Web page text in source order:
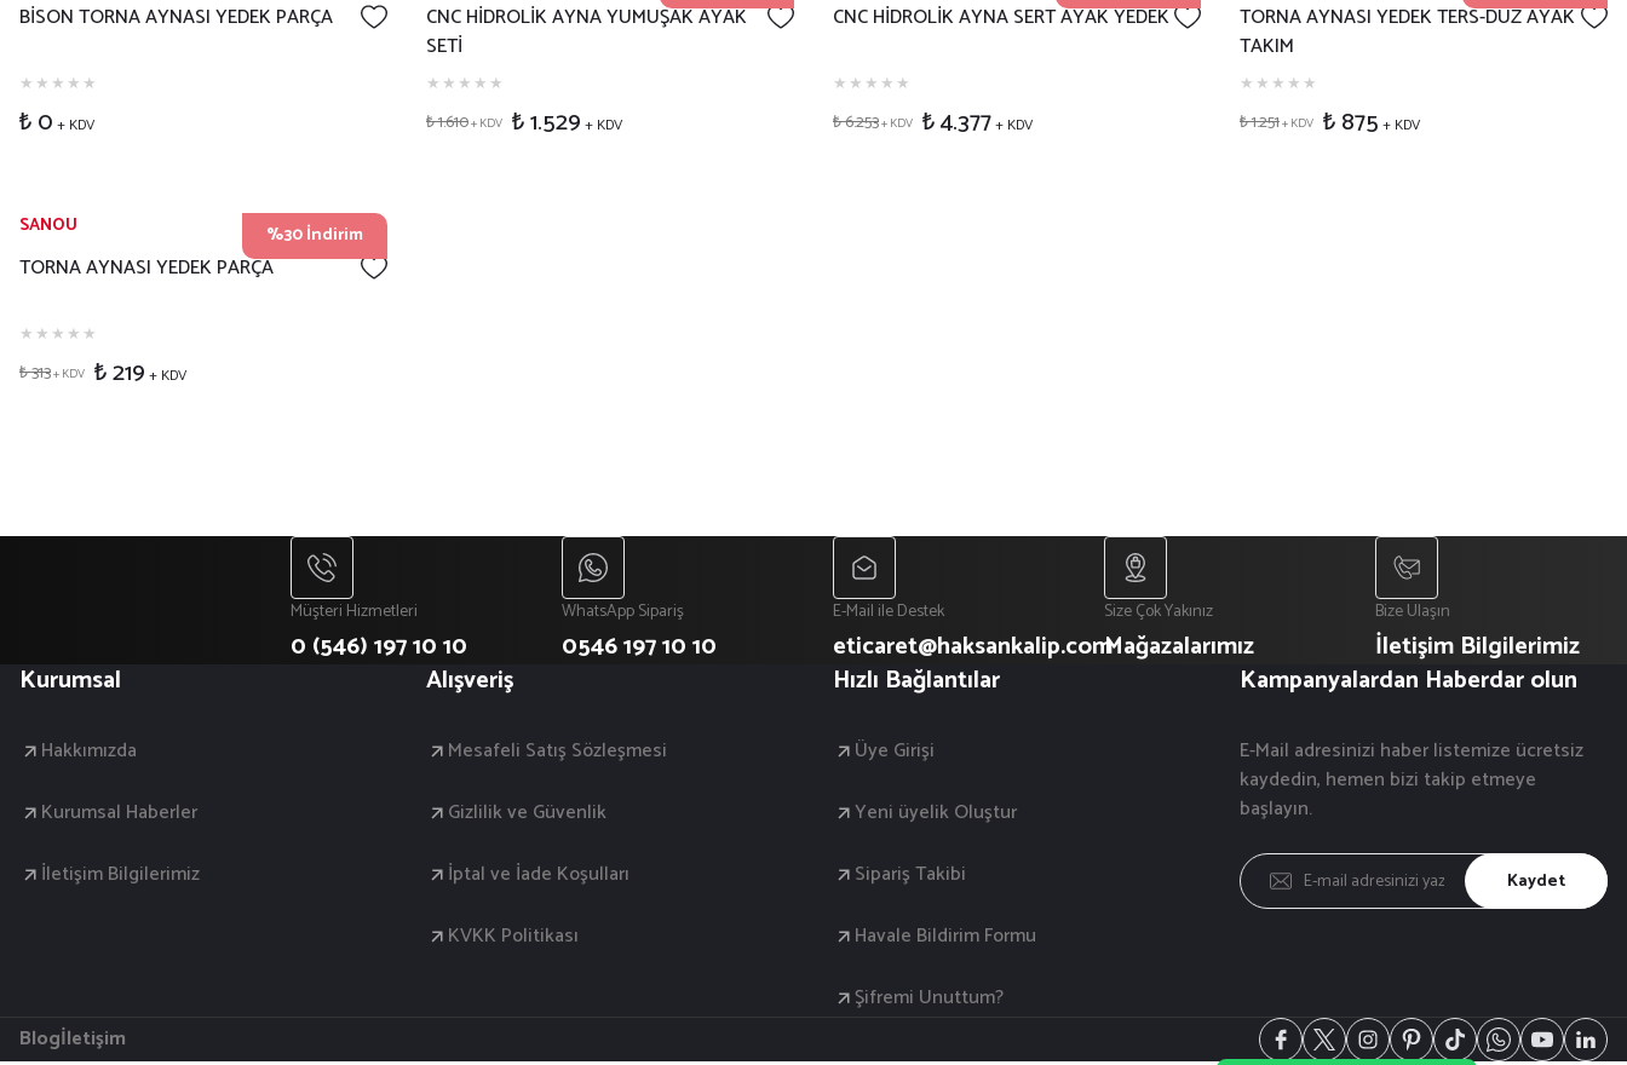
BİSON TORNA AYNASI YEDEK PARÇA
₺ 0 + KDV
CNC HİDROLİK AYNA YUMUŞAK AYAK
SETİ
₺ 1.610+ KDV ₺ 1.529 + KDV
CNC HİDROLİK AYNA SERT AYAK YEDEK
₺ 6.253+ KDV ₺ 4.377+ KDV
TORNA AYNASI YEDEK TERS-DÜZ AYAK
TAKIM
₺ 1.251+ KDV ₺ 875 + KDV
%30 İndirim
SANOU
TORNA AYNASI YEDEK PARÇA
₺ 313+ KDV ₺ 219 + KDV
Müşteri Hizmetleri
0 (546) 197 10 10
WhatsApp Sipariş
0546 197 10 10
E-Mail ile Destek
eticaret@haksankalip.com
Size Çok Yakınız
Mağazalarımız
Bize Ulaşın
İletişim Bilgilerimiz
Kurumsal
Hakkımızda
Kurumsal Haberler
İletişim Bilgilerimiz
Alışveriş
Mesafeli Satış Sözleşmesi
Gizlilik ve Güvenlik
İptal ve İade Koşulları
KVKK Politikası
Hızlı Bağlantılar
Üye Girişi
Yeni üyelik Oluştur
Sipariş Takibi
Havale Bildirim Formu
Şifremi Unuttum?
Kampanyalardan Haberdar olun
E-Mail adresinizi haber listemize ücretsiz
kaydedin, hemen bizi takip etmeye
başlayın.
Kaydet
Blogİletişim